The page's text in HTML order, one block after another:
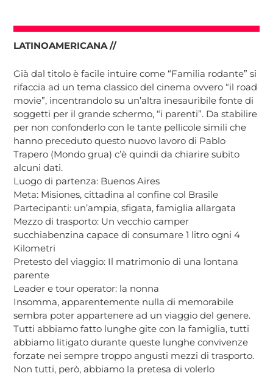
LATINOAMERICANA //
Già dal titolo è facile intuire come “Familia rodante” si
rifaccia ad un tema classico del cinema ovvero “il road
movie”, incentrandolo su un’altra inesauribile fonte di
soggetti per il grande schermo, “i parenti”. Da stabilire
per non confonderlo con le tante pellicole simili che
hanno preceduto questo nuovo lavoro di Pablo
Trapero (Mondo grua) c’è quindi da chiarire subito
alcuni dati.
Luogo di partenza: Buenos Aires
Meta: Misiones, cittadina al confine col Brasile
Partecipanti: un’ampia, sfigata, famiglia allargata
Mezzo di trasporto: Un vecchio camper
succhiabenzina capace di consumare 1 litro ogni 4
Kilometri
Pretesto del viaggio: Il matrimonio di una lontana
parente
Leader e tour operator: la nonna
Insomma, apparentemente nulla di memorabile
sembra poter appartenere ad un viaggio del genere.
Tutti abbiamo fatto lunghe gite con la famiglia, tutti
abbiamo litigato durante queste lunghe convivenze
forzate nei sempre troppo angusti mezzi di trasporto.
Non tutti, però, abbiamo la pretesa di volerlo